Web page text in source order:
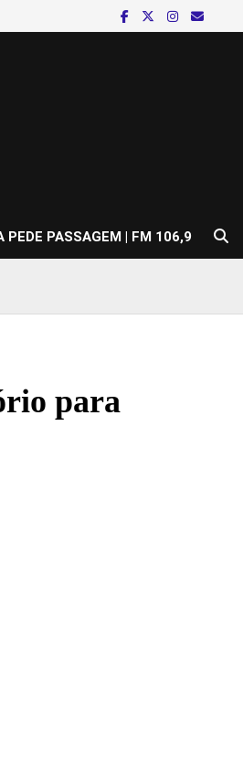
PEDE PASSAGEM | FM 106,9
para